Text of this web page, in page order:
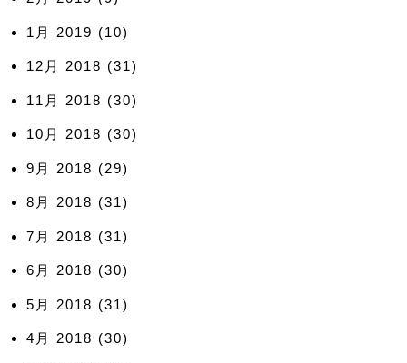
1月 2019 (10)
12月 2018 (31)
11月 2018 (30)
10月 2018 (30)
9月 2018 (29)
8月 2018 (31)
7月 2018 (31)
6月 2018 (30)
5月 2018 (31)
4月 2018 (30)